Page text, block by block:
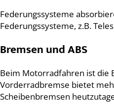
Federungssysteme
Federungssysteme, z.B.
Bremsen und ABS
Beim Motorradfahren ist die
Vorderradbremse bietet
Scheibenbremsen